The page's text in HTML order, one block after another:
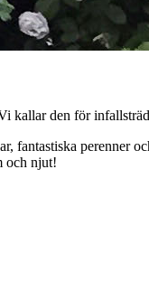
kallar den för
fantastiska perenner
och njut!